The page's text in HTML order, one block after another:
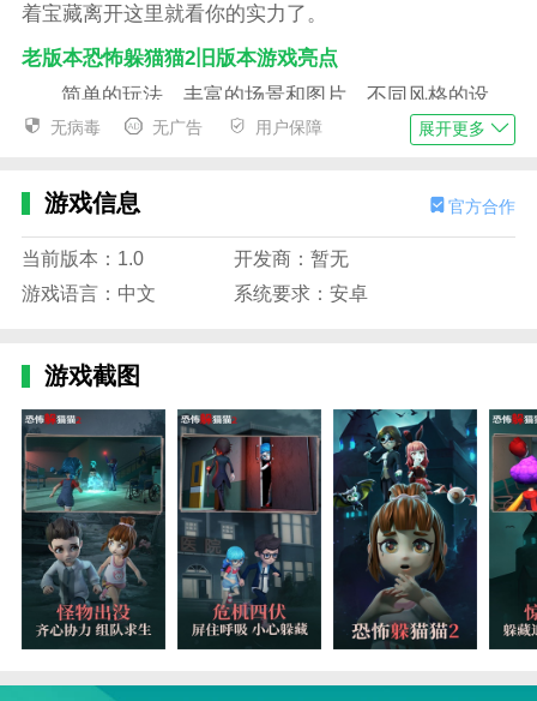
着宝藏离开这里就看你的实力了。
老版本恐怖躲猫猫2旧版本游戏亮点
简单的玩法，丰富的场景和图片，不同风格的设
置，给你最有趣的新内容。
斗，才能取得胜利。
玩法类似第五人格，喜欢这款多人竞技游戏的玩家
一定要尝试一下
老版本恐怖躲猫猫2旧版本游戏特色
在突发事件中不要惊慌失措，冷静地分析和思考当
前的情况，并迅速找到相应的应对策略。
精彩的比赛，凭借自己的聪明才智成功击败对手，
赢得最后的胜利。
游戏中有各种各样的恐怖怪物，玩家需要想办法逃
脱它们的追击。
游戏中设计了许多谜题和线索。玩家需要解决谜题
并收集线索以逃离可怕的怪物。
无病毒 无广告 用户保障 展开更多
游戏信息 官方合作
当前版本：1.0
开发商：暂无
游戏语言：中文
系统要求：安卓
游戏截图